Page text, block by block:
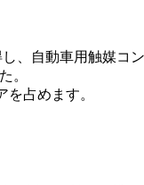
、自動車用触媒コ
。
占めます。